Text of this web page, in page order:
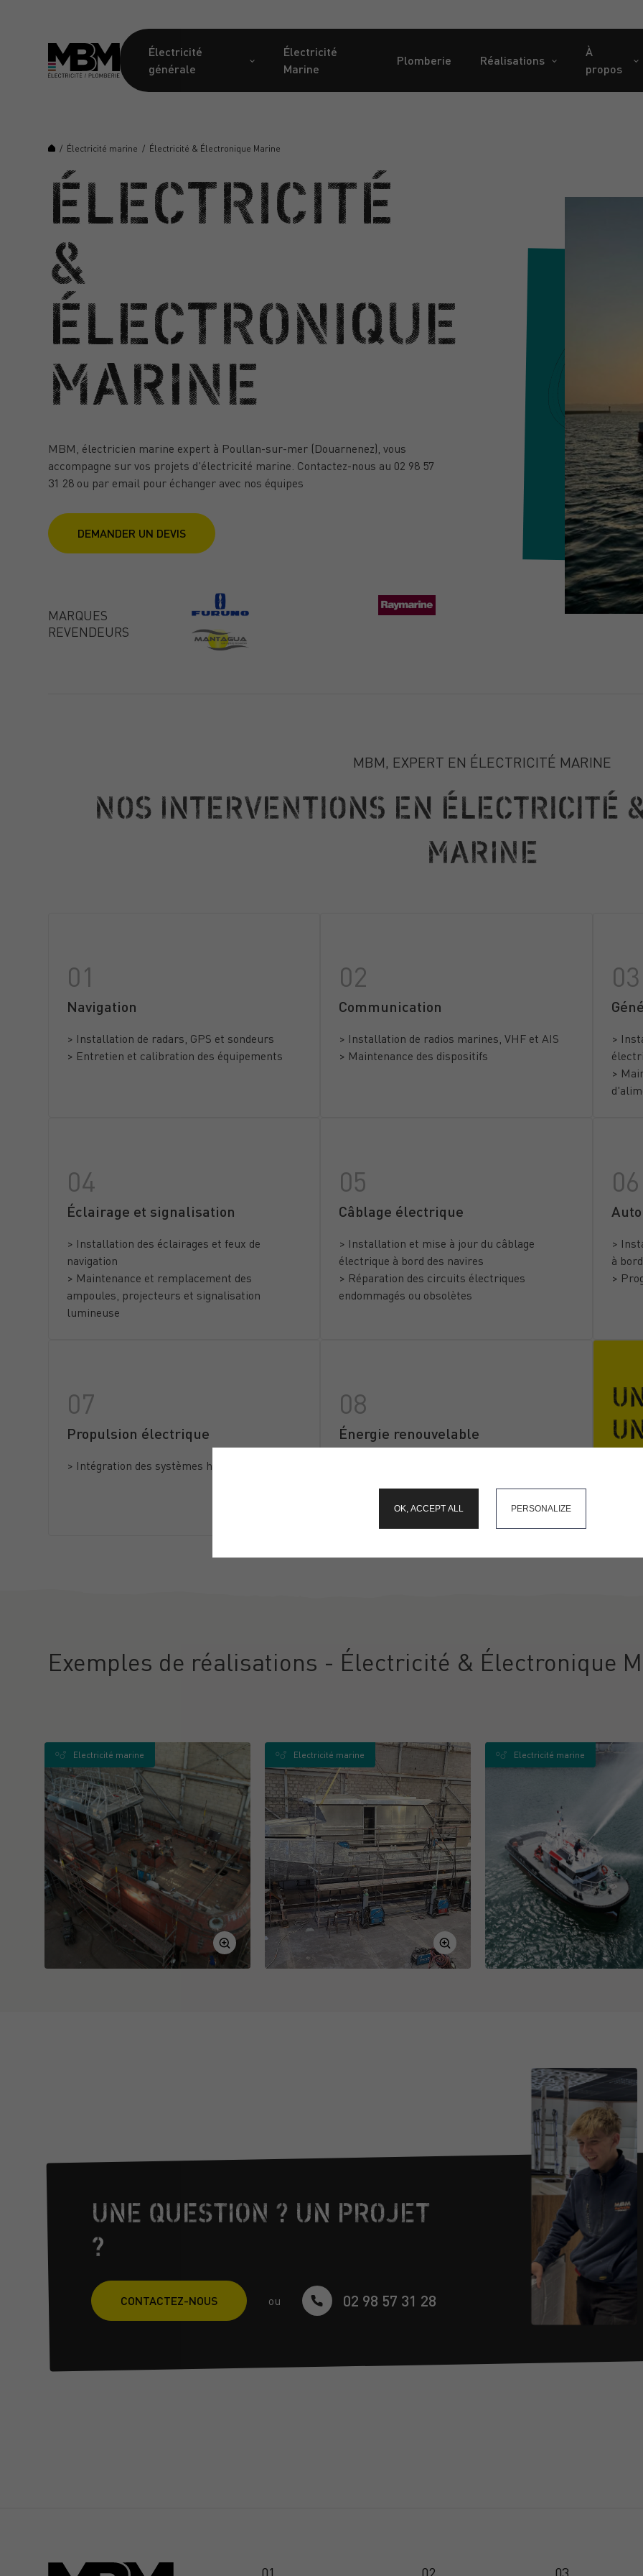
Électricité
générale
Électricité
Marine
Plomberie Réalisations
À
propos
/ Électricité marine / Électricité & Électronique Marine
ÉLECTRICITÉ
&
ÉLECTRONIQUE
MARINE
MBM, électricien marine expert à Poullan-sur-mer (Douarnenez), vous
accompagne sur vos projets d'électricité marine. Contactez-nous au 02 98 57
31 28 ou par email pour échanger avec nos équipes
DEMANDER UN DEVIS
MARQUES
REVENDEURS
MBM, EXPERT EN ÉLECTRICITÉ MARINE
NOS INTERVENTIONS EN ÉLECTRICITÉ
MARINE
Navigation
> Installation de radars, GPS et sondeurs
> Entretien et calibration des équipements
Communication
> Installation de radios marines, VHF et AIS
> Maintenance des dispositifs
>
>
Éclairage et signalisation
> Installation des éclairages et feux de
navigation
> Maintenance et remplacement des
ampoules, projecteurs et signalisation
lumineuse
Câblage électrique
> Installation et mise à jour du câblage
électrique à bord des navires
> Réparation des circuits électriques
endommagés ou obsolètes
>
à
>
Propulsion électrique
> Intégration des systèmes hybrides
Énergie renouvelable
Exemples de réalisations - Électricité & Électronique
Electricité marine Electricité marine Electricité marine
UNE QUESTION ? UN PROJET
?
CONTACTEZ-NOUS ou 02 98 57 31 28
OK, ACCEPT ALL PERSONALIZE